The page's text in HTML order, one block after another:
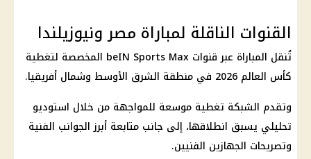
القنوات الناقلة لمباراة مصر ونيوزيلندا
تُنقل المباراة عبر قنوات beIN Sports Max المخصصة لتغطية
كأس العالم 2026
في منطقة الشرق الأوسط وشمال أفريقيا.
وتقدم الشبكة تغطية موسعة للمواجهة من خلال استوديو
تحليلي يسبق انطلاقها، إلى جانب متابعة أبرز الجوانب الفنية
وتصريحات الجهازين الفنيين.